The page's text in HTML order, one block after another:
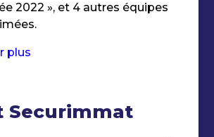
2022 », et 4 autres équipes
plus
Securimmat